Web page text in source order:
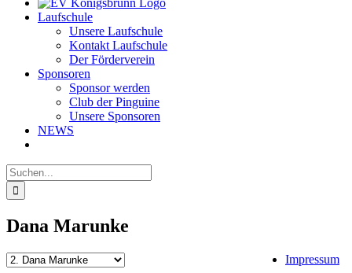
Laufschule
Unsere Laufschule
Kontakt Laufschule
Der Förderverein
Sponsoren
Sponsor werden
Club der Pinguine
Unsere Sponsoren
NEWS
Suche
nach:
Dana Marunke
Impressum